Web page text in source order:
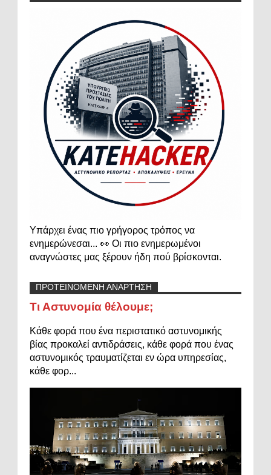
Υπάρχει ένας πιο γρήγορος τρόπος να
ενημερώνεσαι... 👀 Οι πιο ενημερωμένοι
αναγνώστες μας ξέρουν ήδη πού βρίσκονται.
ΠΡΟΤΕΙΝΟΜΕΝΗ ΑΝΑΡΤΗΣΗ
Τι Αστυνομία θέλουμε;
Κάθε φορά που ένα περιστατικό αστυνομικής
βίας προκαλεί αντιδράσεις, κάθε φορά που ένας
αστυνομικός τραυματίζεται εν ώρα υπηρεσίας,
κάθε φορ...